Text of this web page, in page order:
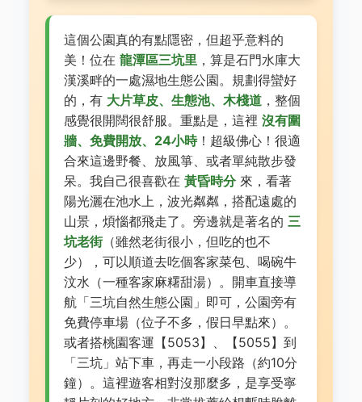
這個公園真的有點隱密，但超乎意料的
美！位在 龍潭區三坑里 ，算是石門水庫大
漢溪畔的一處濕地生態公園。規劃得蠻好
的，有 大片草皮、生態池、木棧道 ，整個
感覺很開闊很舒服。重點是，這裡 沒有圍
牆、免費開放、24小時！超級佛心！很適
合來這邊野餐、放風箏、或者單純散步發
呆。我自己很喜歡在 黃昏時分來，看著
陽光灑在池水上，波光粼粼，搭配遠處的
山景，煩惱都飛走了。旁邊就是著名的 三
坑老街（雖然老街很小，但吃的也不
少），可以順道去吃個客家菜包、喝碗牛
汶水（一種客家麻糬甜湯）。開車直接導
航「三坑自然生態公園」即可，公園旁有
免費停車場（位子不多，假日早點來）。
或者搭桃園客運【5053】、【5055】到
「三坑」站下車，再走一小段路（約10分
鐘）。這裡遊客相對沒那麼多，是享受寧